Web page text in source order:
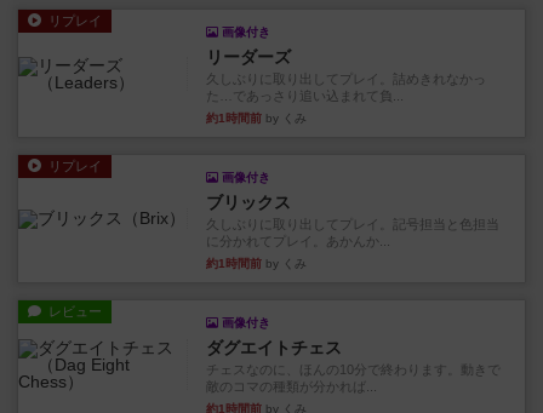
リプレイ
画像付き
リーダーズ
久しぶりに取り出してプレイ。詰めきれなかっ
た…であっさり追い込まれて負...
約1時間前 by くみ
リプレイ
画像付き
ブリックス
久しぶりに取り出してプレイ。記号担当と色担当
に分かれてプレイ。あかんか...
約1時間前 by くみ
レビュー
画像付き
ダグエイトチェス
チェスなのに、ほんの10分で終わります。動きで
敵のコマの種類が分かれば...
約1時間前 by くみ